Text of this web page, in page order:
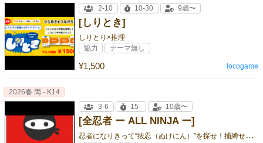
[しりとき]
しりとり×推理
¥1,500
2-10 10-30 9歳〜
協力 テーマ無し
locogame
[全忍者 ー ALL NINJA ー]
忍
者になりきって“抜忍（ぬけにん）”を探せ！捕縛せよ！
2026春 両 - K14
3-6
15- 10歳〜